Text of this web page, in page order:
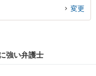
変更
強い弁護士